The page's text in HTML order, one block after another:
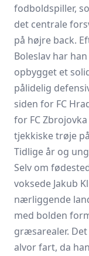
fodboldspiller,
det centrale
på højre back.
Boleslav har
opbygget et
pålidelig
siden for FC
for FC
tjekkiske trøje
Tidlige år og
Selv om
voksede Jakub
nærliggende
med bolden
græsarealer.
alvor fart, da